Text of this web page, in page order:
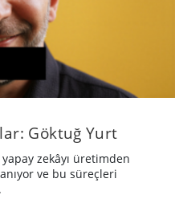
Göktuğ Yurt
zekâyı üretimden
ve bu süreçleri